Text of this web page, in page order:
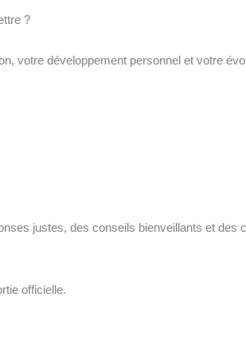
?
votre développement personnel et votre
justes, des conseils bienveillants et des
officielle.